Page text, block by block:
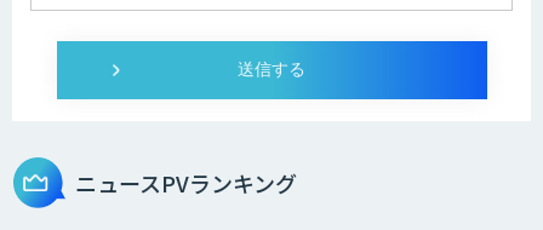
AI/DXソリューションサービス
ニュースPVランキング